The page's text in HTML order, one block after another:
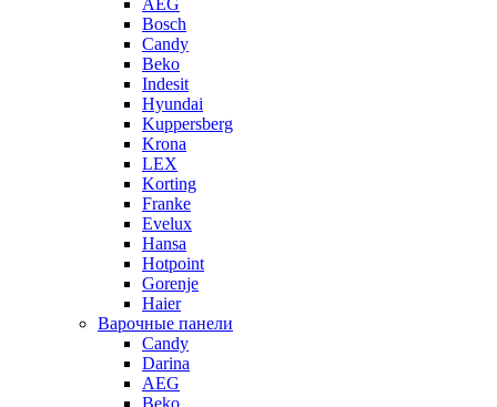
AEG
Bosch
Candy
Beko
Indesit
Hyundai
Kuppersberg
Krona
LEX
Korting
Franke
Evelux
Hansa
Hotpoint
Gorenje
Haier
Варочные панели
Candy
Darina
AEG